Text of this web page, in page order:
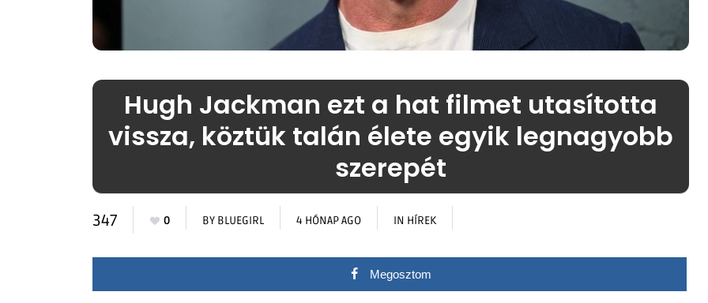
Hugh Jackman ezt a hat filmet utasította
vissza, köztük talán élete egyik legnagyobb
szerepét
347 0 BY BLUEGIRL 4 HÓNAP AGO IN HÍREK
Megosztom